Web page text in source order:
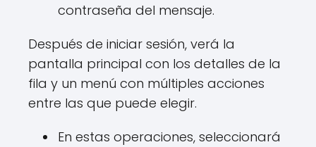
contraseña del mensaje.
Después de iniciar sesión, verá la
pantalla principal con los detalles de la
fila y un menú con múltiples acciones
entre las que puede elegir.
En estas operaciones, seleccionará